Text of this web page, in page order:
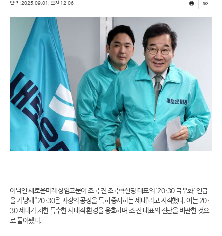
프
린
스
크
입력 :2025.09.01. 오전 12:06
이낙연 새로운미래 상임고문이 조국 전 조국혁신당 대표의 '20·30 극우화' 언급
을 겨냥해 "20·30은 과정의 공정을 특히 중시하는 세대"라고 지적했다. 이는 20·
30 세대가 처한 특수한 시대적 환경을 옹호하며 조 전 대표의 진단을 비판한 것으
로 풀이됐다.